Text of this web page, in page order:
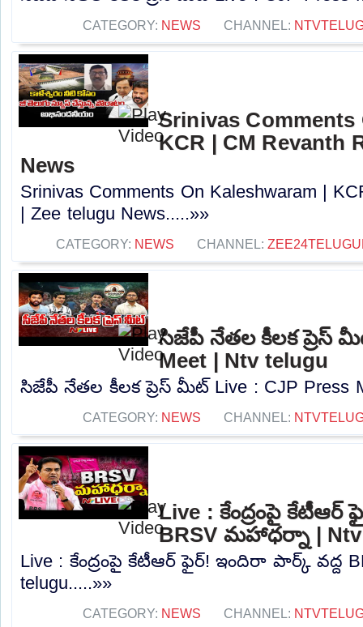
CATEGORY: NEWS CHANNEL:
Srinivas Comments
KCR | CM Revanth
News
Srinivas Comments On Kaleshwaram |
| Zee telugu News.....»»
CATEGORY: NEWS CHANNEL:
సిజేపీ నేతల కీలక ప్రెస్
Meet | Ntv telugu
సిజేపీ నేతల కీలక ప్రెస్ మీట్ Live : CJP Press
CATEGORY: NEWS CHANNEL:
Live : కేంద్రంపై కేటీఆర్
BRSV మహాధర్నా |
Live : కేంద్రంపై కేటీఆర్ ఫైర్! ఇందిరా పార్క్ వద్ద
telugu.....»»
CATEGORY: NEWS CHANNEL: